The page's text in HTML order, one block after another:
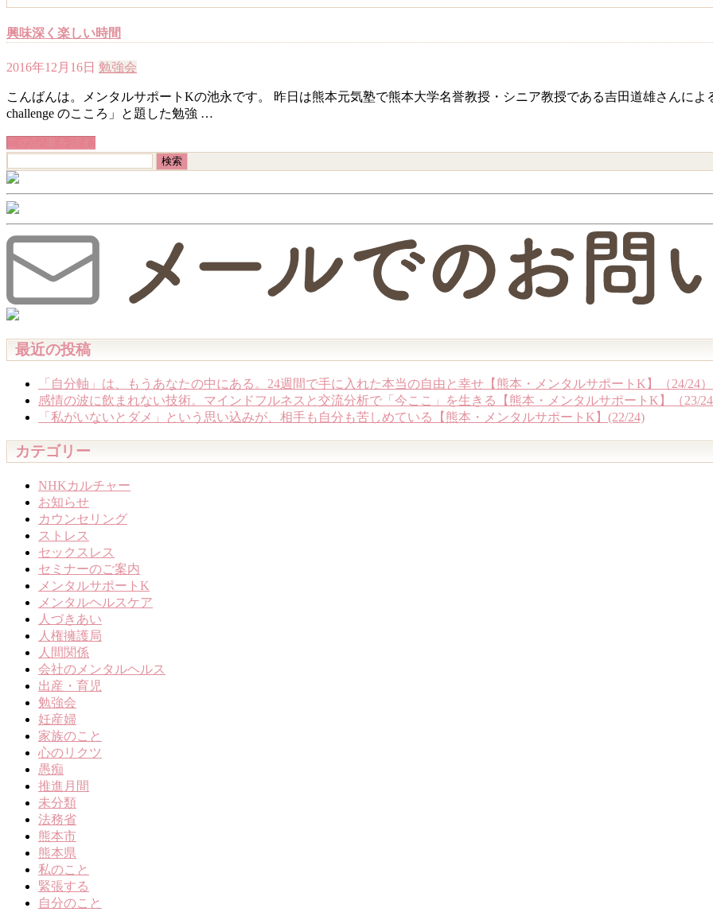
興味深く楽しい時間
2016年12月16日 勉強会
こんばんは。メンタルサポートKの池永です。 昨日は熊本元気塾で熊本大学名誉教授・シニア教授である吉田道雄さんによ
challenge のこころ」と題した勉強 …
索:
最近の投稿
「自分軸」は、もうあなたの中にある。24週間で手に入れた本当の自由と幸せ【熊本・メンタルサポートK】（24/24）
感情の波に飲まれない技術。マインドフルネスと交流分析で「今ここ」を生きる【熊本・メンタルサポートK】（23/
「私がいないとダメ」という思い込みが、相手も自分も苦しめている【熊本・メンタルサポートK】(22/24)
カテゴリー
NHKカルチャー
お知らせ
カウンセリング
ストレス
セックスレス
セミナーのご案内
メンタルサポートK
メンタルヘルスケア
人づきあい
人権擁護局
人間関係
会社のメンタルヘルス
出産・育児
勉強会
妊産婦
家族のこと
心のリクツ
愚痴
推進月間
未分類
法務省
熊本市
熊本県
私のこと
緊張する
自分のこと